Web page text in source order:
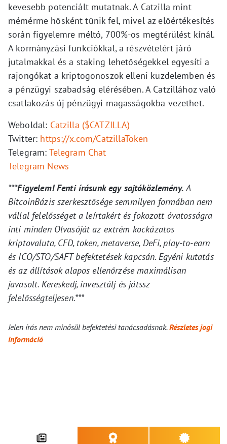
kevesebb potenciált mutatnak. A Catzilla mint
mémérme hősként tűnik fel, mivel az előértékesítés
során figyelemre méltó, 700%-os megtérülést kínál.
A kormányzási funkciókkal, a részvételért járó
jutalmakkal és a staking lehetőségekkel egyesíti a
rajongókat a kriptogonoszok elleni küzdelemben és
a pénzügyi szabadság elérésében. A Catzillához való
csatlakozás új pénzügyi magasságokba vezethet.
Weboldal: Catzilla ($CATZILLA)
Twitter: https://x.com/CatzillaToken
Telegram: Telegram Chat
Telegram News
***Figyelem! Fenti írásunk egy sajtóközlemény.A
BitcoinBázis szerkesztősége semmilyen formában nem
vállal felelősséget a leírtakért és fokozott óvatosságra
inti minden Olvasóját az extrém kockázatos
kriptovaluta, CFD, token, metaverse, DeFi, play-to-earn
és ICO/STO/SAFT befektetések kapcsán. Egyéni kutatás
és az állítások alapos ellenőrzése maximálisan
javasolt. Kereskedj, invesztálj és játssz
felelősségteljesen.***
Jelen írás nem minősül befektetési tanácsadásnak.Részletes jogi
információ